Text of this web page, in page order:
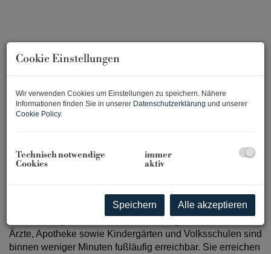
Einrichtungsvorschlag KI-generiert
Lage und Umfeld
boomenden Karmeliterviertel. Der beliebte und hippe
Karmelitermarkt befindet sich "ums Eck".
Ärzte, Apotheke sowie Kindergärten und Volksschulen sind
binnen weniger Minuten fußläufig erreichbar. Sie erreichen
Cookie Einstellungen
Wir verwenden Cookies um Einstellungen zu speichern. Nähere
Informationen finden Sie in unserer Datenschutzerklärung und unserer
Cookie Policy.
Technisch notwendige
Cookies
immer
aktiv
Speichern Alle akzeptieren